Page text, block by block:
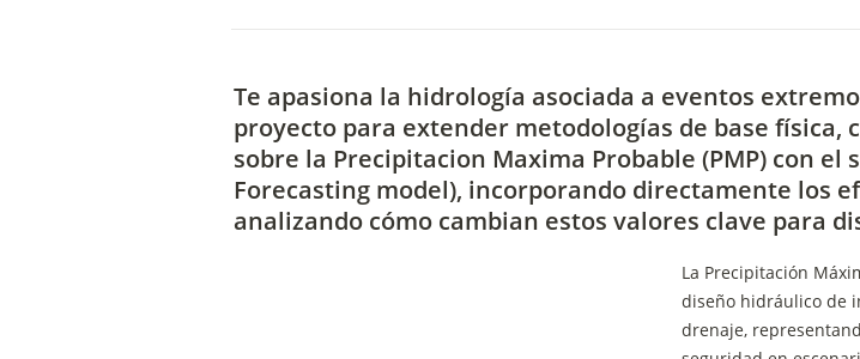
Te apasiona la hidrología asociada a eventos
proyecto para extender metodologías de base física,
sobre la Precipitacion Maxima Probable (PMP) con el
Forecasting model), incorporando directamente los
analizando cómo cambian estos valores clave para
La Precipitación
diseño hidráulico de
drenaje,